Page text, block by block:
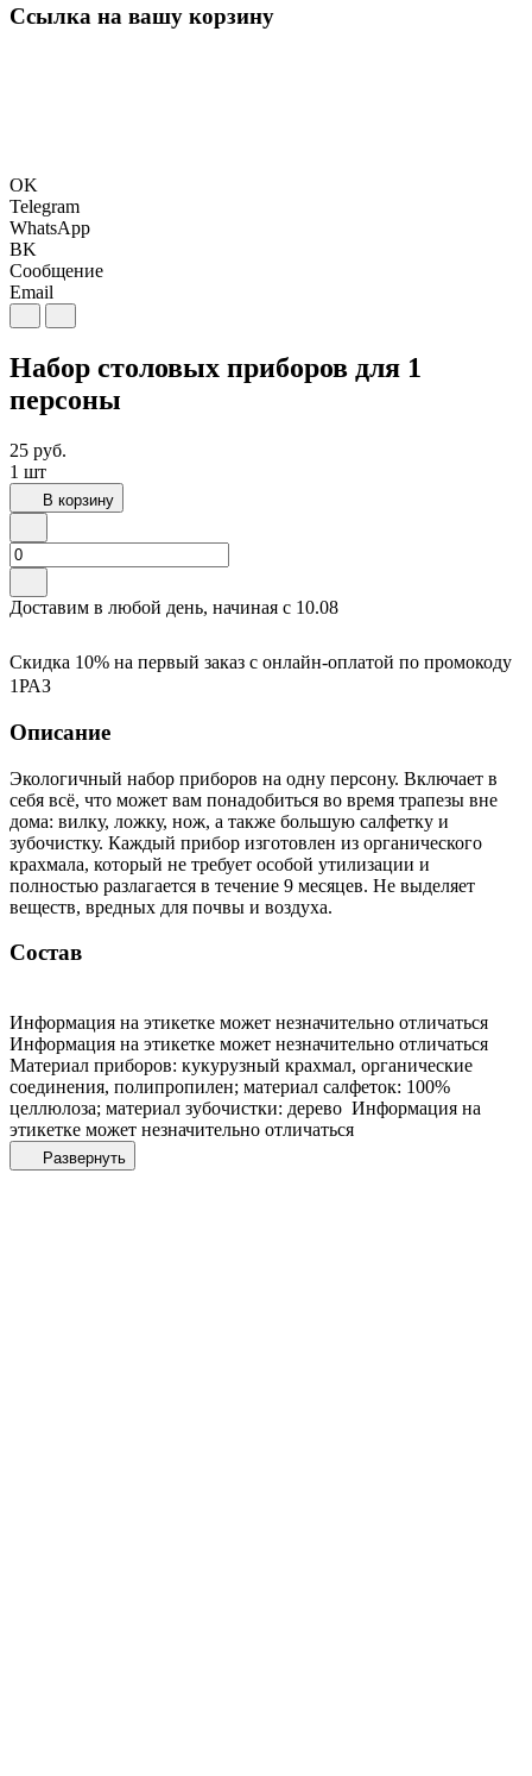
Ссылка на вашу корзину
OK
Telegram
WhatsApp
BK
Сообщение
Email
Набор столовых приборов для 1
персоны
25 руб.
1 шт
В корзину
Доставим в любой день, начиная с 10.08
Скидка 10% на первый заказ с онлайн-оплатой по промокоду
1РАЗ
Описание
Экологичный набор приборов на одну персону. Включает в
себя всё, что может вам понадобиться во время трапезы вне
дома: вилку, ложку, нож, а также большую салфетку и
зубочистку. Каждый прибор изготовлен из органического
крахмала, который не требует особой утилизации и
полностью разлагается в течение 9 месяцев. Не выделяет
веществ, вредных для почвы и воздуха.
Состав
Информация на этикетке может незначительно отличаться
Информация на этикетке может незначительно отличаться
Материал приборов: кукурузный крахмал, органические
соединения, полипропилен; материал салфеток: 100%
целлюлоза; материал зубочистки: дерево Информация на
этикетке может незначительно отличаться
Развернуть